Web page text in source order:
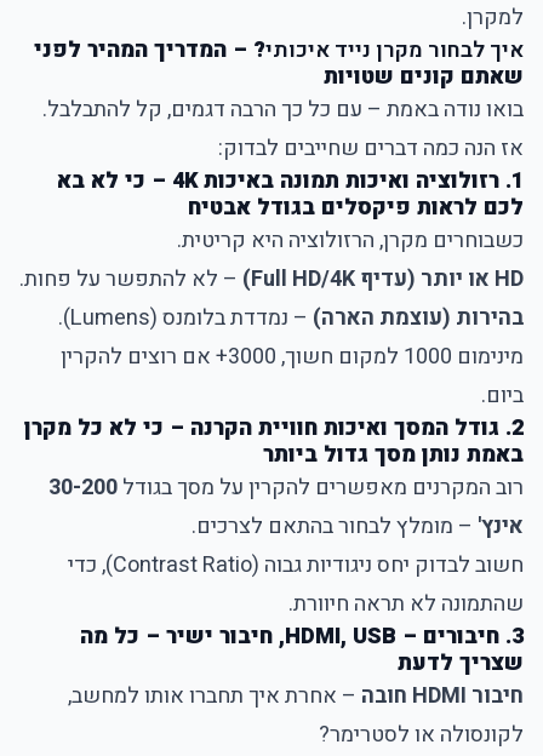
למקרן.
איך לבחור מקרן נייד איכותי? – המדריך המהיר לפני
שאתם קונים שטויות
בואו נודה באמת – עם כל כך הרבה דגמים, קל להתבלבל.
אז הנה כמה דברים שחייבים לבדוק:
1. רזולוציה ואיכות תמונה באיכות 4K – כי לא בא
לכם לראות פיקסלים בגודל אבטיח
כשבוחרים מקרן, הרזולוציה היא קריטית.
HD או יותר (עדיף Full HD/4K)
– לא להתפשר על פחות.
בהירות (עוצמת הארה)
– נמדדת בלומנס (Lumens).
מינימום 1000 למקום חשוך, 3000+ אם רוצים להקרין
ביום.
2. גודל המסך ואיכות חוויית הקרנה – כי לא כל מקרן
באמת נותן מסך גדול ביותר
רוב המקרנים מאפשרים להקרין על מסך בגודל30-200
אינץ' – מומלץ לבחור בהתאם לצרכים.
חשוב לבדוק יחס ניגודיות גבוה (Contrast Ratio), כדי
שהתמונה לא תראה חיוורת.
3. חיבורים – HDMI, USB, חיבור ישיר – כל מה
שצריך לדעת
חיבור HDMI חובה
– אחרת איך תחברו אותו למחשב,
לקונסולה או לסטרימר?